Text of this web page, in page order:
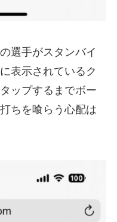
選手がスタンバイ
表示されているク
ップするまでボー
ちを喰らう心配は